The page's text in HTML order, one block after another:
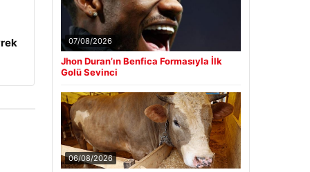
07/08/2026
Jhon Duran’ın Benfica Formasıyla İlk
Golü Sevinci
06/08/2026